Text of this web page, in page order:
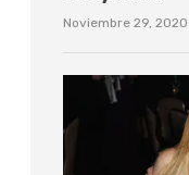
Noviembre 29, 2020